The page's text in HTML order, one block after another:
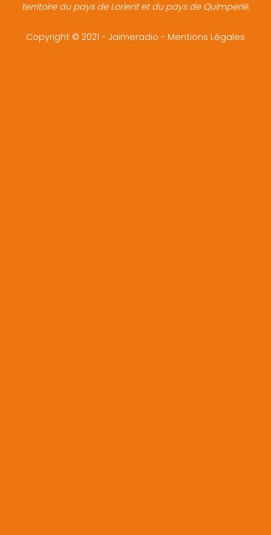
territoire du pays de Lorient et du pays de Quimperlé.
Copyright © 2021 - Jaimeradio - Mentions Légales